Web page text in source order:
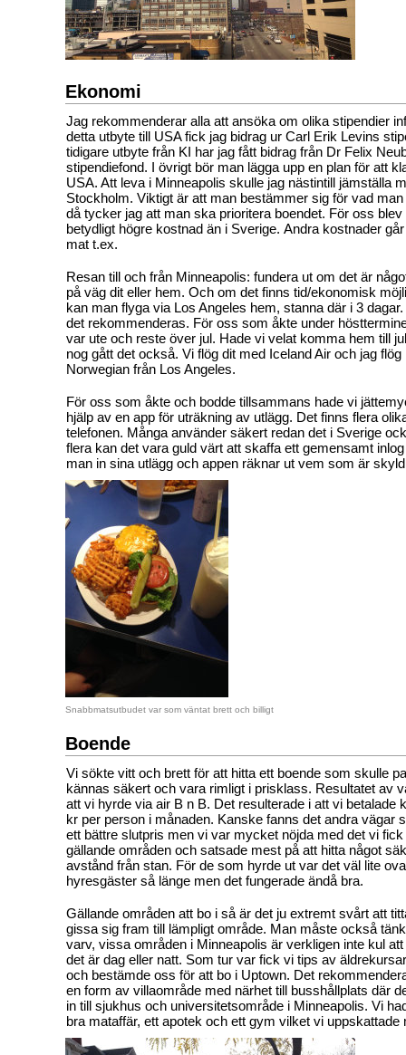
Ekonomi
Jag rekommenderar alla att ansöka om olika stipendier
detta utbyte till USA fick jag bidrag ur Carl Erik Levins
tidigare utbyte från KI har jag fått bidrag från Dr Felix
stipendiefond. I övrigt bör man lägga upp en plan för att
USA. Att leva i Minneapolis skulle jag nästintill jämställa
Stockholm. Viktigt är att man bestämmer sig för vad
då tycker jag att man ska prioritera boendet. För oss blev
betydligt högre kostnad än i Sverige. Andra kostnader
mat t.ex.
Resan till och från Minneapolis: fundera ut om det är
på väg dit eller hem. Och om det finns tid/ekonomisk
kan man flyga via Los Angeles hem, stanna där i 3
det rekommenderas. För oss som åkte under
var ute och reste över jul. Hade vi velat komma hem till
nog gått det också. Vi flög dit med Iceland Air och jag
Norwegian från Los Angeles.
För oss som åkte och bodde tillsammans hade vi
hjälp av en app för uträkning av utlägg. Det finns flera
telefonen. Många använder säkert redan det i Sverige
flera kan det vara guld värt att skaffa ett gemensamt
man in sina utlägg och appen räknar ut vem som är
Snabbmatsutbudet var som väntat brett och billigt
Boende
Vi sökte vitt och brett för att hitta ett boende som skulle
kännas säkert och vara rimligt i prisklass. Resultatet av
att vi hyrde via air B n B. Det resulterade i att vi betalade
kr per person i månaden. Kanske fanns det andra vägar
ett bättre slutpris men vi var mycket nöjda med det vi
gällande områden och satsade mest på att hitta något
avstånd från stan. För de som hyrde ut var det väl lite
hyresgäster så länge men det fungerade ändå bra.
Gällande områden att bo i så är det ju extremt svårt att
gissa sig fram till lämpligt område. Man måste också
varv, vissa områden i Minneapolis är verkligen inte kul
det är dag eller natt. Som tur var fick vi tips av
och bestämde oss för att bo i Uptown. Det
en form av villaområde med närhet till busshållplats där
in till sjukhus och universitetsområde i Minneapolis. Vi
bra mataffär, ett apotek och ett gym vilket vi uppskattade